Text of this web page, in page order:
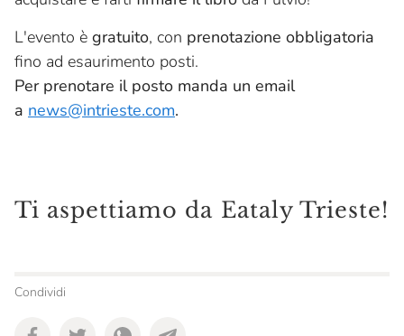
L'evento è gratuito, con prenotazione obbligatoria
fino ad esaurimento posti.
Per prenotare il posto manda un email
a news@intrieste.com.
Ti aspettiamo da Eataly Trieste!
Condividi